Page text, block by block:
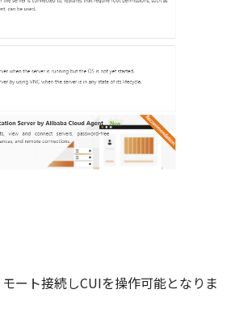
ート接続しCUIを操作可能となりま